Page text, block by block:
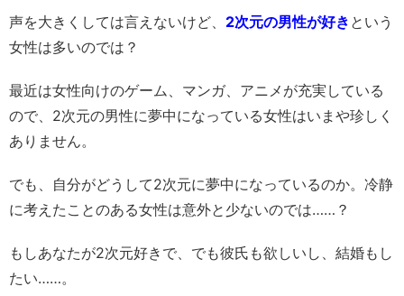
声を大きくしては言えないけど、 2次元の男性が好き という
女性は多いのでは？
最近は女性向けのゲーム、マンガ、アニメが充実している
ので、2次元の男性に夢中になっている女性はいまや珍しく
ありません。
でも、自分がどうして2次元に夢中になっているのか。冷静
に考えたことのある女性は意外と少ないのでは……？
もしあなたが2次元好きで、でも彼氏も欲しいし、結婚もし
たい……。